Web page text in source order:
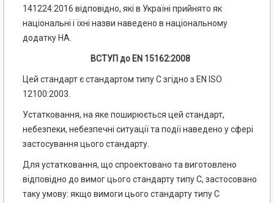
141224:2016 відповідно, які в Україні прийнято як
національні і їхні назви наведено в національному
додатку НА.
ВСТУП до EN 15162:2008
Цей стандарт є стандартом типу С згідно з EN ISO
12100:2003.
Устатковання, на яке поширюється цей стандарт,
небезпеки, небезпечні ситуації та події наведено у сфері
застосування цього стандарту.
Для устатковання, що спроектовано та виготовлено
відповідно до вимог цього стандарту типу С, застосовано
таку умову: якщо вимоги цього стандарту типу С